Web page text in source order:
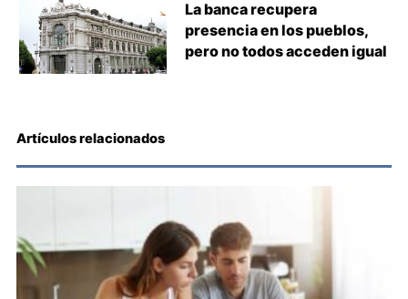
La banca recupera
presencia en los pueblos,
pero no todos acceden igual
Artículos relacionados